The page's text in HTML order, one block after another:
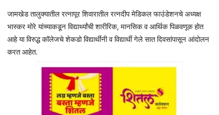
जामखेड तालुक्यातील रत्नापूर शिवारातील रत्नदीप मेडिकल फाउंडेशनचे अध्यक्ष
भास्कर मोरे यांच्याकडून विद्यार्थ्यांची शारीरिक, मानसिक व आर्थिक पिळवणूक होत
आहे या विरुद्ध कॉलेजचे शेकडो विद्यार्थीनी व विद्यार्थी गेले सात दिवसांपासून आंदोलन
करत आहेत.